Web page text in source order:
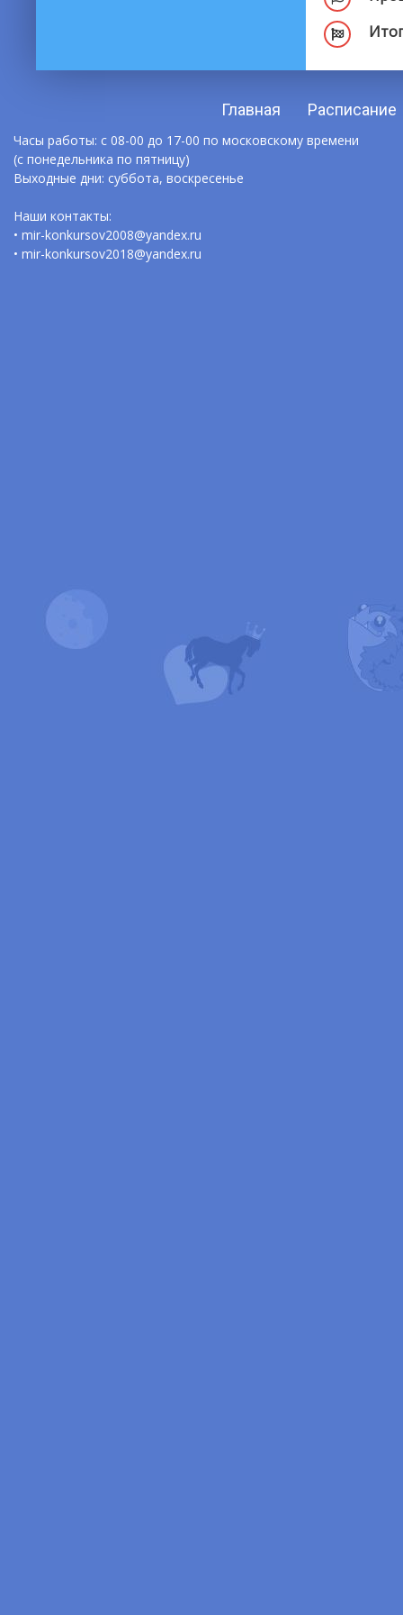
Главная Расписание
Часы работы: с 08-00 до 17-00 по московскому времени
(с понедельника по пятницу)
Выходные дни: суббота, воскресенье
Наши контакты:
• mir-konkursov2008@yandex.ru
• mir-konkursov2018@yandex.ru